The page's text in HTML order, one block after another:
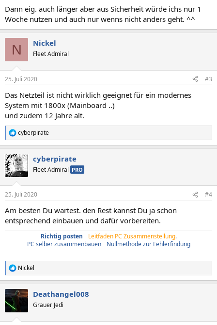
Dann eig. auch länger aber aus Sicherheit würde ichs nur 1
Woche nutzen und auch nur wenns nicht anders geht. ^^
N Nickel
Fleet Admiral
25. Juli 2020 #3
Das Netzteil ist nicht wirklich geeignet für ein modernes
System mit 1800x (Mainboard ..)
und zudem 12 Jahre alt.
R
e
k
t
i
e
:
cyberpirate
cyberpirate
Fleet Admiral PRO
25. Juli 2020 #4
Am besten Du wartest. den Rest kannst Du ja schon
entsprechend einbauen und dafür vorbereiten.
Richtig posten Leitfaden PC Zusammenstellung.
PC selber zusammenbauen
Nullmethode zur Fehlerfindung
R
e
k
t
Nickel
Deathangel008
Grauer Jedi